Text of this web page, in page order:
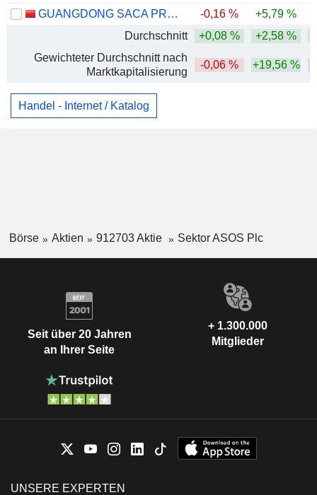
GUANGDONG SACA PRECISION MANUFACTURING CO., LTD.
-0,16 % +5,79 %
Durchschnitt
+0,08 % +2,58 %
Gewichteter Durchschnitt nach
Marktkapitalisierung
-0,06 % +19,56 %
Handel - Internet / Katalog
Börse Aktien 912703 Aktie Sektor ASOS Plc
Seit über 20 Jahren
an Ihrer Seite
+ 1.300.000
Mitglieder
UNSERE EXPERTEN